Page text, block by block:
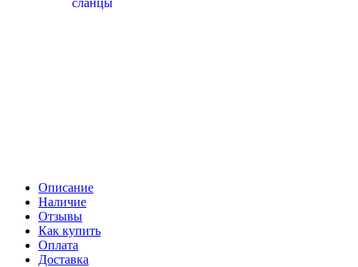
Описание
Наличие
Отзывы
Как купить
Оплата
Доставка